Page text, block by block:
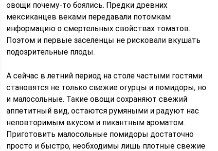
овощи почему-то боялись. Предки древних
мексиканцев веками передавали потомкам
информацию о смертельных свойствах томатов.
Поэтом и первые заселенцы не рисковали вкушать
подозрительные плоды.
А сейчас в летний период на столе частыми гостями
становятся не только свежие огурцы и помидоры, но
и малосольные. Такие овощи сохраняют свежий
аппетитный вид, остаются румяными и радуют нас
неповторимым вкусом и пикантным ароматом.
Приготовить малосольные помидоры достаточно
просто и быстро, необходимы лишь плотные свежие